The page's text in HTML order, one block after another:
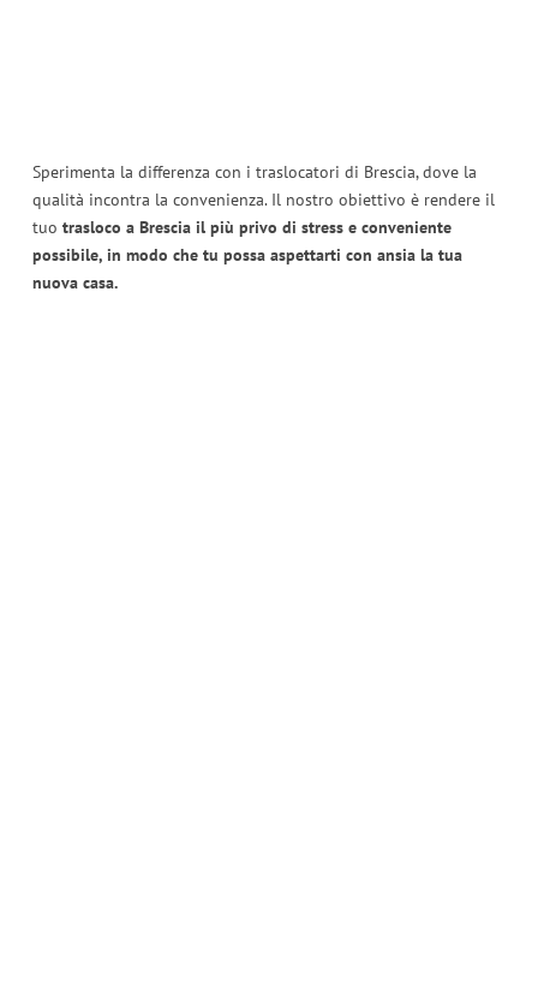
Sperimenta la differenza con i traslocatori di Brescia, dove la
qualità incontra la convenienza. Il nostro obiettivo è rendere il
tuo trasloco a Brescia il più privo di stress e conveniente
possibile, in modo che tu possa aspettarti con ansia la tua
nuova casa.